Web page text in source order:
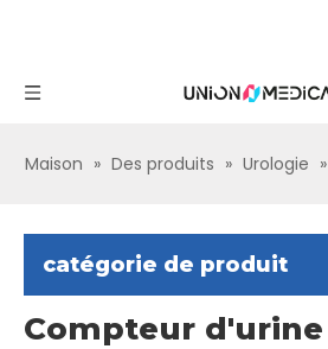
Maison » Des produits » Urologie »
catégorie de produit
Compteur d'urine